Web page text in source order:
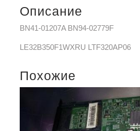
Описание
BN41-01207A BN94-02779F
LE32B350F1WXRU LTF320AP06
Похожие